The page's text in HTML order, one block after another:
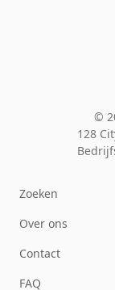
©
128
Zoeken
Over ons
Contact
FAQ